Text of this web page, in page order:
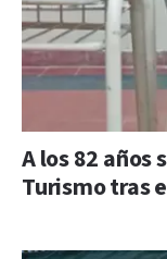
A los 82 años
Turismo tras